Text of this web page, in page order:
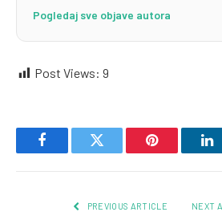
Pogledaj sve objave autora
Post Views: 9
FacebookTwitter Pinterest
PREVIOUS ARTICLE NEXT